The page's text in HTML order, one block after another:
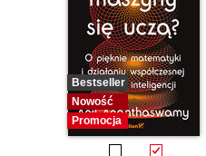
Bestseller
Nowość
Promocja